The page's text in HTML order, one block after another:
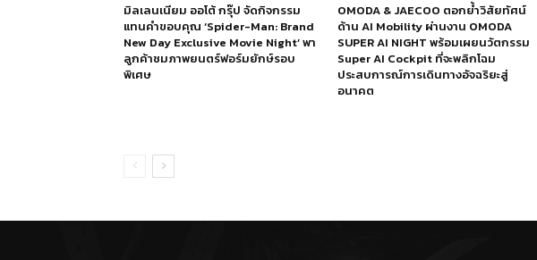
มิลเลนเนียม ออโต้ กรุ๊ป จัดกิจกรรม
แทนคำขอบคุณ ‘Spider-Man: Brand
New Day Exclusive Movie Night’ พา
ลูกค้าชมภาพยนตร์ฟอร์มยักษ์รอบ
พิเศษ
OMODA & JAECOO ตอกย้ำวิสัยทัศน์
ด้าน AI Mobility ผ่านงาน OMODA
SUPER AI NIGHT พร้อมเผยนวัตกรรม
Super AI Cockpit ที่จะพลิกโฉม
ประสบการณ์การเดินทางอัจฉริยะสู่
อนาคต